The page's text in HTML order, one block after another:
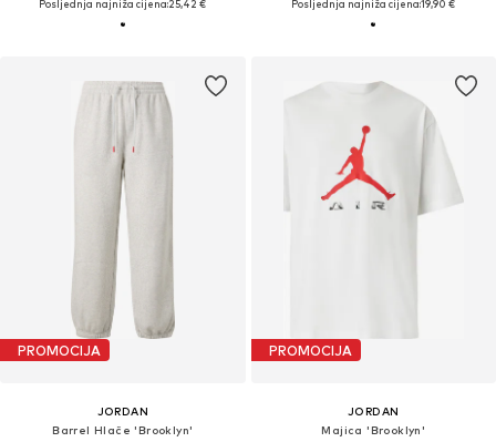
Posljednja najniža cijena:25,42 € Posljednja najniža cijena:19,90 €
PROMOCIJA
JORDAN
Barrel Hlače 'Brooklyn'
PROMOCIJA
JORDAN
Majica 'Brooklyn'